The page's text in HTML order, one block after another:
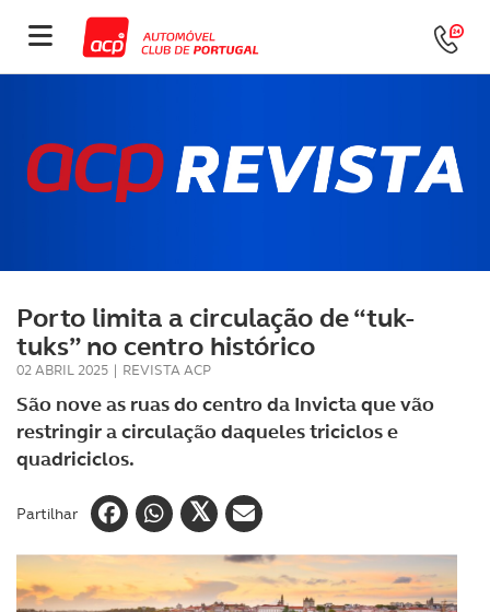
Porto limita a circulação de “tuk-
tuks” no centro histórico
02 ABRIL 2025 | REVISTA ACP
São nove as ruas do centro da Invicta que vão
restringir a circulação daqueles triciclos e
quadriciclos.
Partilhar